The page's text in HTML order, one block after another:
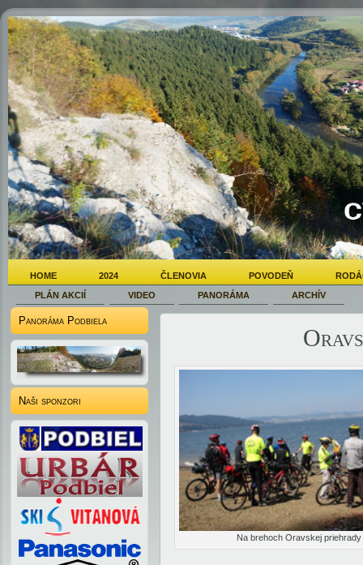
HOME 2024 ČLENOVIA POVODEŇ
PLÁN AKCIÍ
VIDEO PANORÁMA ARCHÍV
Panoráma Podbiela
Naši sponzori
Na brehoch Oravskej priehrady